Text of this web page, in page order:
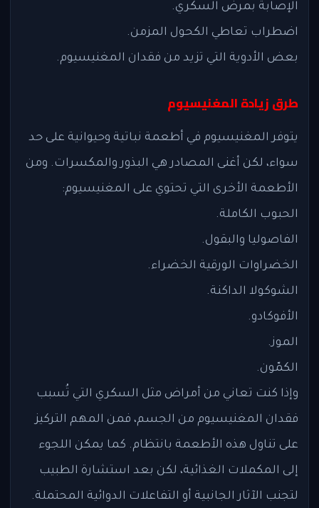
الإصابة بمرض السكري.
اضطراب تعاطي الكحول المزمن.
بعض الأدوية التي تزيد من فقدان المغنيسيوم.
طرق زيادة المغنيسيوم
يتوفر المغنيسيوم في أطعمة نباتية وحيوانية على حد
سواء، لكن أغنى المصادر هي البذور والمكسرات. ومن
الأطعمة الأخرى التي تحتوي على المغنيسيوم:
الحبوب الكاملة.
الفاصوليا والبقول.
الخضراوات الورقية الخضراء.
الشوكولا الداكنة.
الأفوكادو.
الموز.
الكمّون.
وإذا كنت تعاني من أمراض مثل السكري التي تُسبب
فقدان المغنيسيوم من الجسم، فمن المهم التركيز
على تناول هذه الأطعمة بانتظام. كما يمكن اللجوء
إلى المكملات الغذائية، لكن بعد استشارة الطبيب
لتجنب الآثار الجانبية أو التفاعلات الدوائية المحتملة.